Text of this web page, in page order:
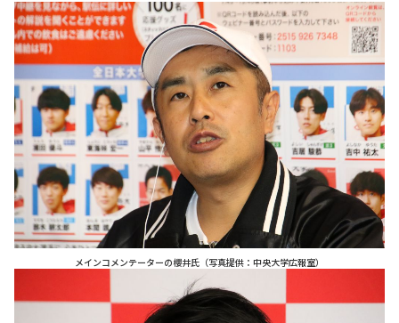
メインコメンテーターの櫻井氏（写真提供：中央大学広報室）